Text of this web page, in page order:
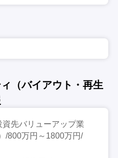
（バイアウト・再生
先バリューアップ業
/800万円～1800万円/